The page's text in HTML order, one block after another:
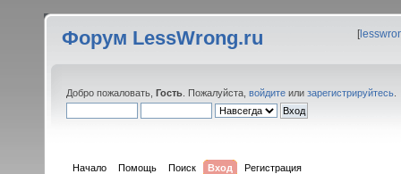
Форум LessWrong.ru [
Добро пожаловать, Гость . Пожалуйста, войдите или зарегистрируйтесь
Начало Помощь Поиск Вход Регистрация